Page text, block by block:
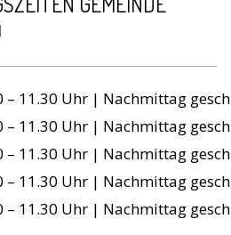
– 11.30 Uhr | Nachmittag
– 11.30 Uhr | Nachmittag
– 11.30 Uhr | Nachmittag
– 11.30 Uhr | Nachmittag
– 11.30 Uhr | Nachmittag